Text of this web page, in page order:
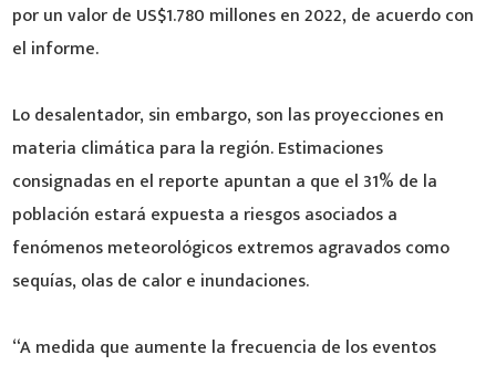
por un valor de US$1.780 millones en 2022, de acuerdo con
el informe.
Lo desalentador, sin embargo, son las proyecciones en
materia climática para la región. Estimaciones
consignadas en el reporte apuntan a que el 31% de la
población estará expuesta a riesgos asociados a
fenómenos meteorológicos extremos agravados como
sequías, olas de calor e inundaciones.
“A medida que aumente la frecuencia de los eventos